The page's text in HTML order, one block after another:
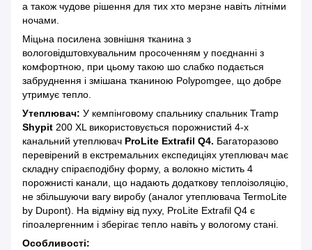
а також чудове рішення для тих хто мерзне навіть літніми
ночами.
Міцьна посилена зовнішня тканина з
вологовідштовхувальним просоченням у поєднанні з
комфортною, при цьому такою шо слабко подається
забруднення і змішана тканиною Polypomgee, що добре
утримує тепло.
Утеплювач: У кемпінговому спальнику спальник Tramp
Shypit 200 XL використовується порожнистий 4-х
канальний утеплювач ProLite Extrafil Q4. Багаторазово
перевірений в екстремальних експедиціях утеплювач має
складну спіраєподібну форму, а волокно містить 4
порожнисті канали, що надають додаткову теплоізоляцію,
не збільшуючи вагу виробу (аналог утеплювача TermoLite
by Dupont). На відміну від пуху, ProLite Extrafil Q4 є
гіпоалергенним і зберігає тепло навіть у вологому стані.
Особливості: